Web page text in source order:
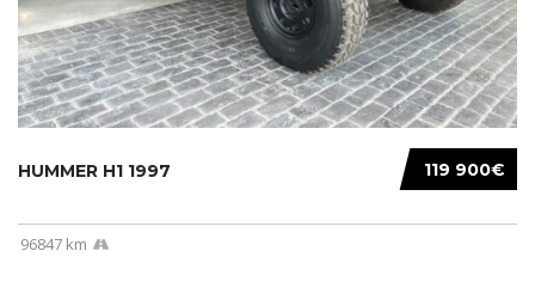
119 900€
HUMMER H1 1997
96847 km